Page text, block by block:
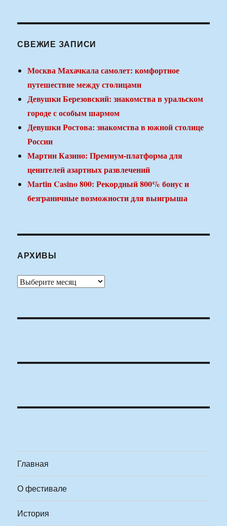
СВЕЖИЕ ЗАПИСИ
Москва Махачкала самолет: комфортное
путешествие между столицами
Девушки Березовский: знакомства в уральском
городе с особым шармом
Девушки Ростова: знакомства в южной столице
России
Мартин Казино: Премиум-платформа для
ценителей азартных развлечений
Martin Casino 800: Рекордный 800% бонус и
безграничные возможности для выигрыша
АРХИВЫ
Архивы
Главная
О фестивале
История